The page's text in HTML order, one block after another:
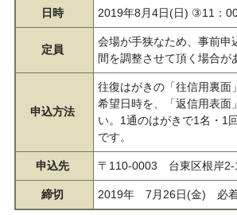
日時 2019年8月4日(日) ③11
定員
会場が手狭なため、事前申込制で各回
間を調整させて頂く場合が
申込方法
往復はがきの「往信用裏面
希望日時を、「返信用表面
い。1通のはがきで1名・1
です。
申込先
締切 2019年 7月26日(金) 必